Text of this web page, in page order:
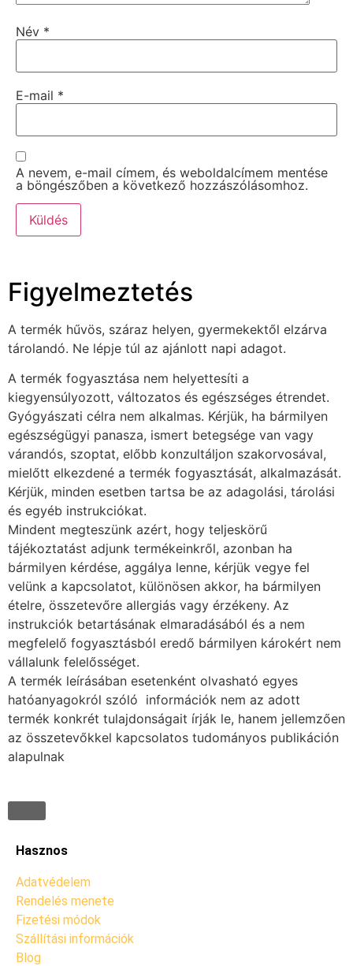
Név *
E-mail *
A nevem, e-mail címem, és weboldalcímem mentése
a böngészőben a következő hozzászólásomhoz.
Figyelmeztetés
A termék hűvös, száraz helyen, gyermekektől elzárva
tárolandó. Ne lépje túl az ajánlott napi adagot.
A termék fogyasztása nem helyettesíti a
kiegyensúlyozott, változatos és egészséges étrendet.
Gyógyászati célra nem alkalmas. Kérjük, ha bármilyen
egészségügyi panasza, ismert betegsége van vagy
várandós, szoptat, előbb konzultáljon szakorvosával,
mielőtt elkezdené a termék fogyasztását, alkalmazását.
Kérjük, minden esetben tartsa be az adagolási, tárolási
és egyéb instrukciókat.
Mindent megteszünk azért, hogy teljeskörű
tájékoztatást adjunk termékeinkről, azonban ha
bármilyen kérdése, aggálya lenne, kérjük vegye fel
velünk a kapcsolatot, különösen akkor, ha bármilyen
ételre, összetevőre allergiás vagy érzékeny. Az
instrukciók betartásának elmaradásából és a nem
megfelelő fogyasztásból eredő bármilyen károkért nem
vállalunk felelősséget.
A termék leírásában esetenként olvasható egyes
hatóanyagokról szóló információk nem az adott
termék konkrét tulajdonságait írják le, hanem jellemzően
az összetevőkkel kapcsolatos tudományos publikáción
alapulnak
Hasznos
Adatvédelem
Rendelés menete
Fizetési módok
Szállítási információk
Blog